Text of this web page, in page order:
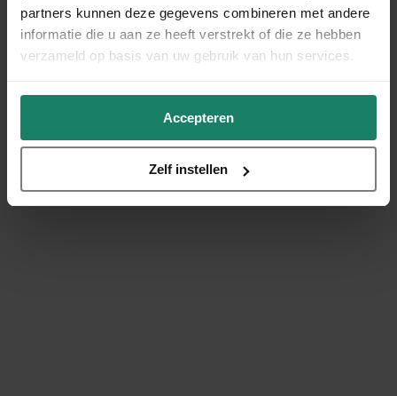
partners kunnen deze gegevens combineren met andere
informatie die u aan ze heeft verstrekt of die ze hebben
verzameld op basis van uw gebruik van hun services.
Accepteren
Zelf instellen